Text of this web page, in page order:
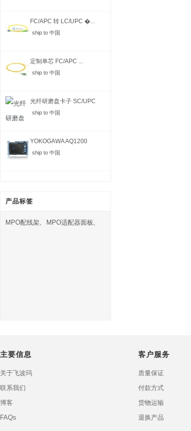
FC/APC 转 LC/UPC �...
ship to 中国
定制单芯 FC/APC ...
ship to 中国
光纤研磨盘卡子 SC/UPC
ship to 中国
YOKOGAWA AQ1200
MFT-...
ship to 中国
产品标签
MPO配线架, MPO适配器面板,
主要信息
关于飞波玛
联系我们
博客
FAQs
客户服务
质量保证
付款方式
货物运输
退换产品